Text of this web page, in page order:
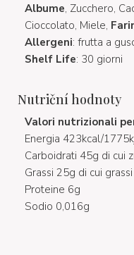
Albume, Zucchero,
Cioccolato, Miele,
Allergeni: frutta a
Shelf Life: 30 giorni
Nutriční hodnoty
Valori nutrizionali
Energia 423kcal/
Carboidrati 45g di cui
Grassi 25g di cui
Proteine 6g
Sodio 0,016g